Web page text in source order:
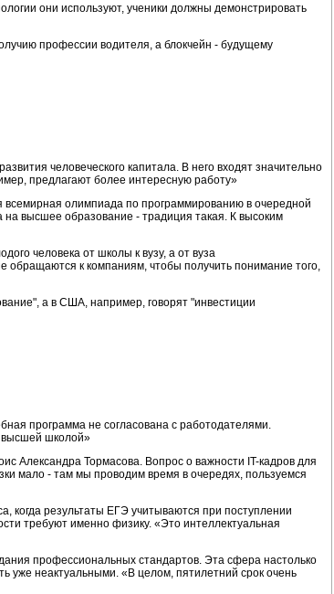
они используют, ученики должны демонстрировать
профессии водителя, а блокчейн - будущему
человеческого капитала. В него входят значительно
предлагают более интересную работу»
всемирная олимпиада по программированию в очередной
на высшее образование - традиция такая. К высоким
человека от школы к вузу, а от вуза
обращаются к компаниям, чтобы получить понимание того,
а в США, например, говорят "инвестиции
программа не согласована с работодателями.
высшей школой»
Александра Тормасова. Вопрос о важности IT-кадров для
мало - там мы проводим время в очередях, пользуемся
когда результаты ЕГЭ учитываются при поступлении
требуют именно физику. «Это интеллектуальная
профессиональных стандартов. Эта сфера настолько
уже неактуальными. «В целом, пятилетний срок очень